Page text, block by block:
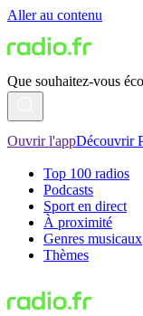
Aller au contenu
Que souhaitez-vous
Ouvrir l'appDécouvrir
Top 100 radios
Podcasts
Sport en direct
À proximité
Genres musicaux
Thèmes